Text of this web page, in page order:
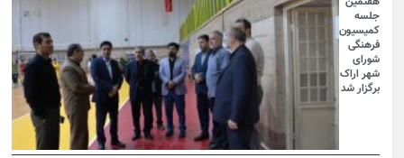
جلسه
کمیسیون
فرهنگی
شورای
شهر اراک
برگزار شد